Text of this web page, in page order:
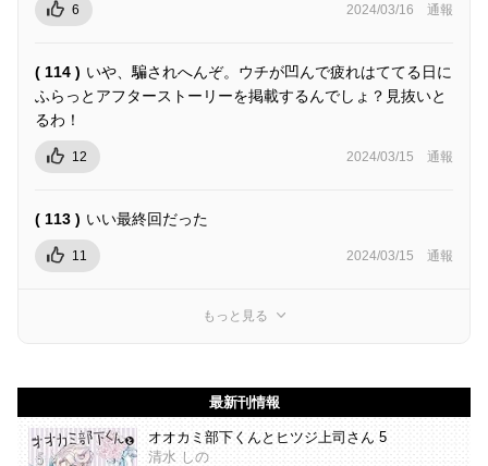
6 2024/03/16 通報
( 114 ) いや、騙されへんぞ。ウチが凹んで疲れはててる日に
ふらっとアフターストーリーを掲載するんでしょ？見抜いと
るわ！
12 2024/03/15 通報
( 113 ) いい最終回だった
11 2024/03/15 通報
もっと見る
最新刊情報
オオカミ部下くんとヒツジ上司さん 5
清水 しの